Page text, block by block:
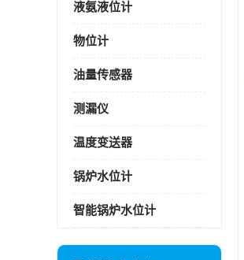
液氨液位计
物位计
油量传感器
测漏仪
温度变送器
锅炉水位计
智能锅炉水位计